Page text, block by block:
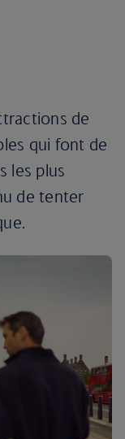
de
qui font de
les plus
de tenter